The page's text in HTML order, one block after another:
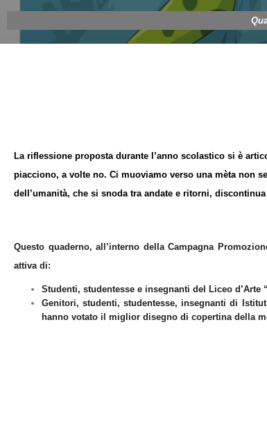
La riflessione proposta durante l’anno scolastico si è
piacciono, a volte no. Ci muoviamo verso una mèta non
dell’umanità, che si snoda tra andate e ritorni,
Questo quaderno, all’interno della Campagna
attiva di:
Studenti, studentesse e insegnanti del Liceo
Genitori, studenti, studentesse, insegnanti di
hanno votato il miglior disegno di copertina della